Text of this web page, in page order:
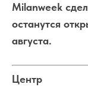
Milanweek
останутся
августа.
Центр